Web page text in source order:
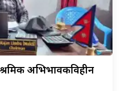
अभिभावकविहीन